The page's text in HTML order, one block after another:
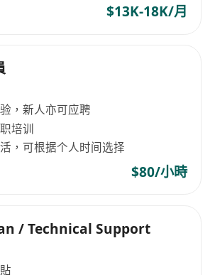
全相关经验其中一年是關於網路保
精神，自我激励，能够在很少的监
际交往和解决问题的能力
文书面和口语能力，要求会说粤
$13K-18K/月
，新人亦可应聘
培训
，可根据个人时间选择
$80/小時
/ Technical Support